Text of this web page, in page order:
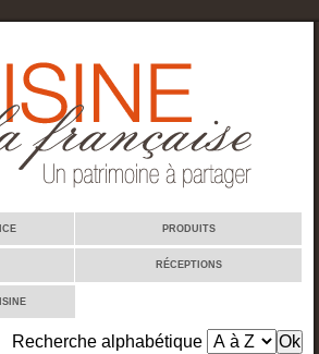
PRODUITS
RÉCEPTIONS
Recherche alphabétique